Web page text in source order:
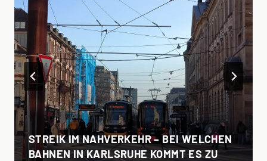
STREIK IM NAHVERKEHR – BEI WELCHEN
BAHNEN IN KARLSRUHE KOMMT ES ZU